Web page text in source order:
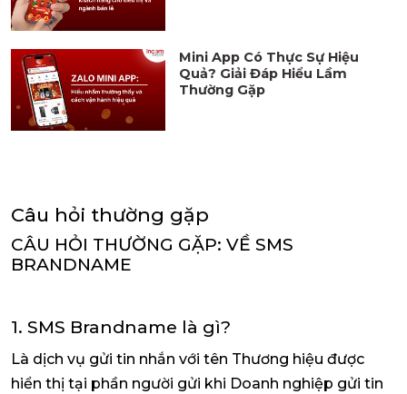
Mini App Có Thực Sự Hiệu
Quả? Giải Đáp Hiểu Lầm
Thường Gặp
Câu hỏi thường gặp
CÂU HỎI THƯỜNG GẶP: VỀ SMS
BRANDNAME
1. SMS Brandname là gì?
Là dịch vụ gửi tin nhắn với tên Thương hiệu được
hiển thị tại phần người gửi khi Doanh nghiệp gửi tin